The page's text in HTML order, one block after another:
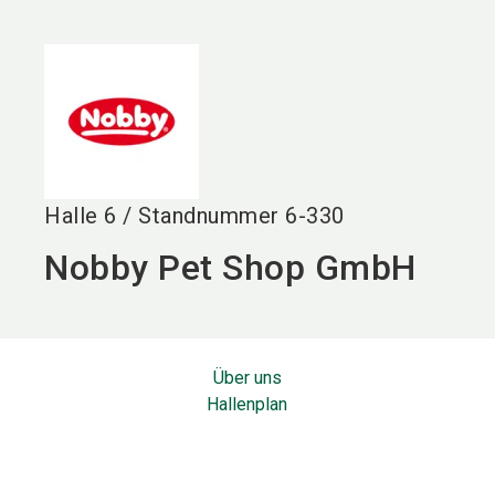
Halle 6 / Standnummer 6-330
Nobby Pet Shop GmbH
Über uns
Hallenplan